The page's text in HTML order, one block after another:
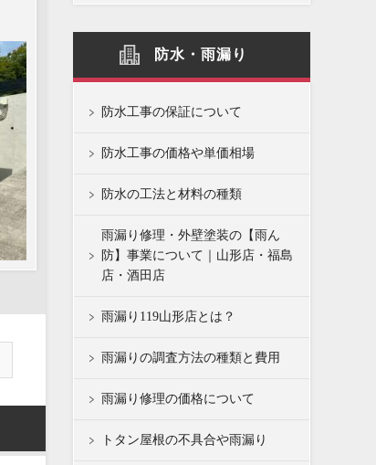
防水・雨漏り
防水工事の保証について
防水工事の価格や単価相場
防水の工法と材料の種類
雨漏り修理・外壁塗装の【雨ん
防】事業について｜山形店・福島
店・酒田店
雨漏り119山形店とは？
雨漏りの調査方法の種類と費用
雨漏り修理の価格について
トタン屋根の不具合や雨漏り